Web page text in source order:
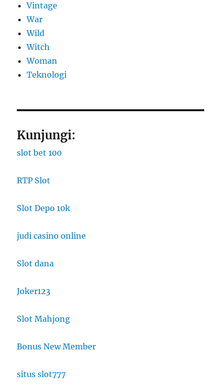
Vintage
War
Wild
Witch
Woman
​Teknologi
Kunjungi:
slot bet 100
RTP Slot
Slot Depo 10k
judi casino online
Slot dana
Joker123
Slot Mahjong
Bonus New Member
situs slot777